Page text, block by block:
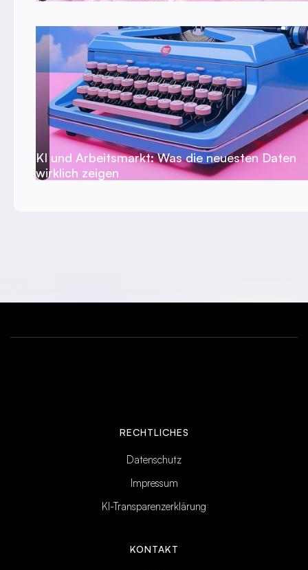
KI und Arbeitsmarkt: Was die neuesten Daten
wirklich zeigen
RECHTLICHES
Datenschutz
Impressum
KI-Transparenzerklärung
KONTAKT